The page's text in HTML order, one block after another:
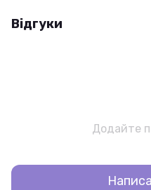
Відгуки
Додайте